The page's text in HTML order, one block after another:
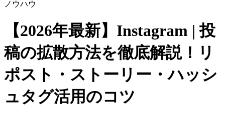
ノウハウ
【2026年最新】Instagram | 投
稿の拡散方法を徹底解説！リ
ポスト・ストーリー・ハッシ
ュタグ活用のコツ